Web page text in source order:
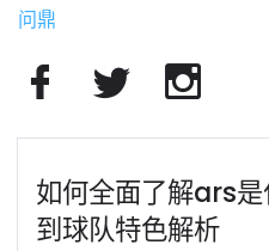
问鼎
如何全面了解ars
到球队特色解析